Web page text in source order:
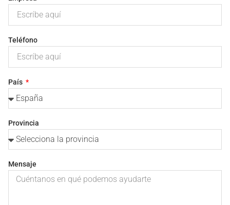
Teléfono
País
Provincia
Mensaje